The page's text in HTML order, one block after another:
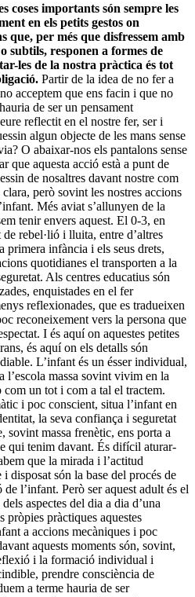
coses importants són sempre les
en els petits gestos on
que, per més que disfressem amb
subtils, responen a formes de
les de la nostra pràctica és tot
Partir de la idea de no fer a
acceptem que ens facin i que no
de ser un pensament
reflectit en el nostre fer, ser i
algun objecte de les mans sense
O abaixar-nos els pantalons sense
que aquesta acció està a punt de
de nosaltres davant nostre com
però sovint les nostres accions
Més aviat s’allunyen de la
tenir envers aquest. El 0-3, en
rebel·lió i lluita, entre d’altres
infància i els seus drets,
quotidianes el transporten a la
Als centres educatius són
enquistades en el fer
reflexionades, que es tradueixen
reconeixement vers la persona que
I és aquí on aquestes petites
és aquí on els detalls són
L’infant és un ésser individual,
l’escola massa sovint vivim en la
un tot i com a tal el tractem.
i poc conscient, situa l’infant en
la seva confiança i seguretat
sovint massa frenètic, ens porta a
qui tenim davant. És difícil aturar-
que la mirada i l’actitud
disposat són la base del procés de
l’infant. Però ser aquest adult és el
aspectes del dia a dia d’una
pròpies pràctiques aquestes
a accions mecàniques i poc
aquests moments són, sovint,
i la formació individual i
prendre consciència de
a terme hauria de ser